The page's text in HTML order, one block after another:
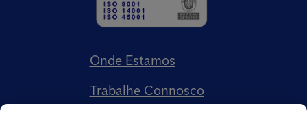
Onde Estamos
Trabalhe Connosco